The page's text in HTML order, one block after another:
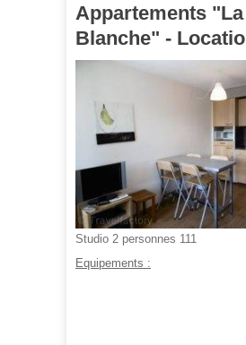
Appartements
Blanche" -
Studio 2 personnes 111
Equipements :